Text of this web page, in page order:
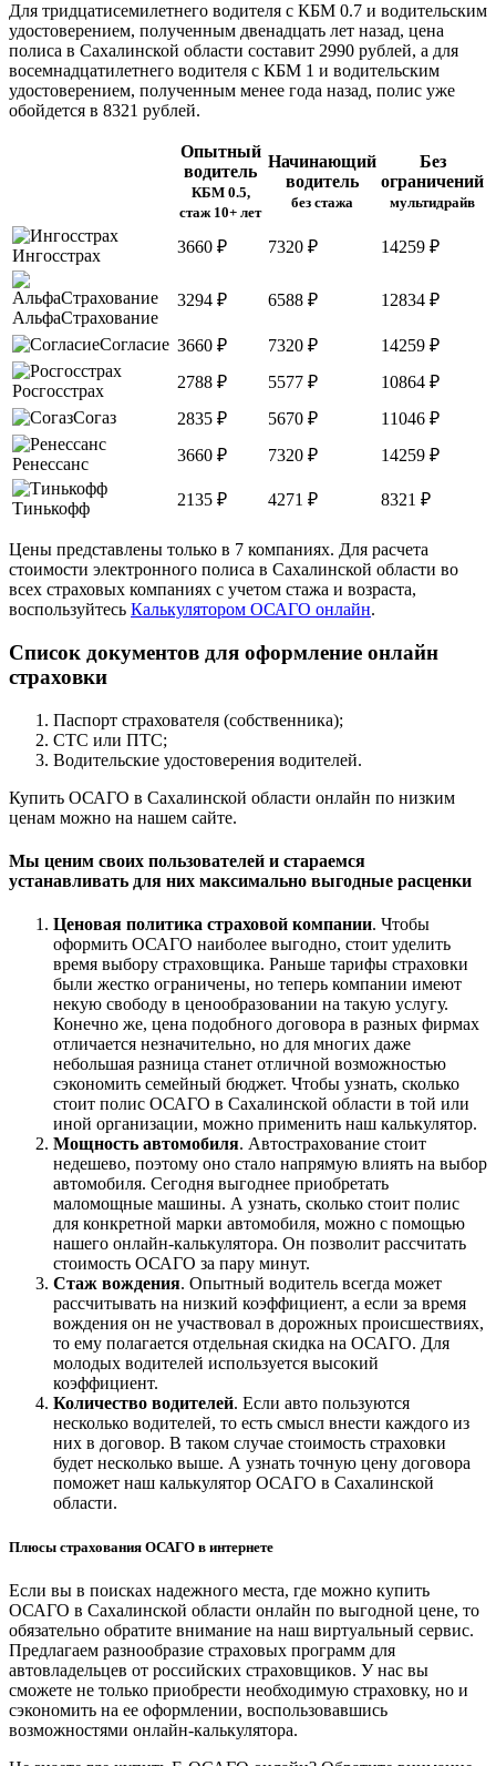
Для тридцатисемилетнего водителя с КБМ 0.7 и водительским
удостоверением, полученным двенадцать лет назад, цена
полиса в Сахалинской области составит 2990 рублей, а для
восемнадцатилетнего водителя с КБМ 1 и водительским
удостоверением, полученным менее года назад, полис уже
обойдется в 8321 рублей.
Опытный
водитель
КБМ 0.5,
стаж 10+ лет
Начинающий
водитель
без стажа
Без
ограничений
мультидрайв
Ингосстрах 3660 ₽ 7320 ₽ 14259 ₽
АльфаСтрахование
3294 ₽ 6588 ₽ 12834 ₽
Согласие 3660 ₽ 7320 ₽ 14259 ₽
Росгосстрах 2788 ₽ 5577 ₽ 10864 ₽
Согаз
2835 ₽ 5670 ₽ 11046 ₽
Ренессанс 3660 ₽ 7320 ₽ 14259 ₽
Тинькофф 2135 ₽ 4271 ₽ 8321 ₽
Цены представлены только в 7 компаниях. Для расчета
стоимости электронного полиса в Сахалинской области во
всех страховых компаниях с учетом стажа и возраста,
воспользуйтесь Калькулятором ОСАГО онлайн.
Список документов для оформление онлайн
страховки
Паспорт страхователя (собственника);
СТС или ПТС;
Водительские удостоверения водителей.
Купить ОСАГО в Сахалинской области онлайн по низким
ценам можно на нашем сайте.
Мы ценим своих пользователей и стараемся
устанавливать для них максимально выгодные расценки
Ценовая политика страховой компании. Чтобы
оформить ОСАГО наиболее выгодно, стоит уделить
время выбору страховщика. Раньше тарифы страховки
были жестко ограничены, но теперь компании имеют
некую свободу в ценообразовании на такую услугу.
Конечно же, цена подобного договора в разных фирмах
отличается незначительно, но для многих даже
небольшая разница станет отличной возможностью
сэкономить семейный бюджет. Чтобы узнать, сколько
стоит полис ОСАГО в Сахалинской области в той или
иной организации, можно применить наш калькулятор.
Мощность автомобиля. Автострахование стоит
недешево, поэтому оно стало напрямую влиять на выбор
автомобиля. Сегодня выгоднее приобретать
маломощные машины. А узнать, сколько стоит полис
для конкретной марки автомобиля, можно с помощью
нашего онлайн-калькулятора. Он позволит рассчитать
стоимость ОСАГО за пару минут.
Стаж вождения. Опытный водитель всегда может
рассчитывать на низкий коэффициент, а если за время
вождения он не участвовал в дорожных происшествиях,
то ему полагается отдельная скидка на ОСАГО. Для
молодых водителей используется высокий
коэффициент.
Количество водителей. Если авто пользуются
несколько водителей, то есть смысл внести каждого из
них в договор. В таком случае стоимость страховки
будет несколько выше. А узнать точную цену договора
поможет наш калькулятор ОСАГО в Сахалинской
области.
Плюсы страхования ОСАГО в интернете
Если вы в поисках надежного места, где можно купить
ОСАГО в Сахалинской области онлайн по выгодной цене, то
обязательно обратите внимание на наш виртуальный сервис.
Предлагаем разнообразие страховых программ для
автовладельцев от российских страховщиков. У нас вы
сможете не только приобрести необходимую страховку, но и
сэкономить на ее оформлении, воспользовавшись
возможностями онлайн-калькулятора.